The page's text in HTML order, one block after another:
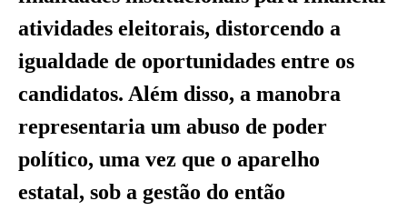
atividades eleitorais, distorcendo a
igualdade de oportunidades entre os
candidatos. Além disso, a manobra
representaria um abuso de poder
político, uma vez que o aparelho
estatal, sob a gestão do então